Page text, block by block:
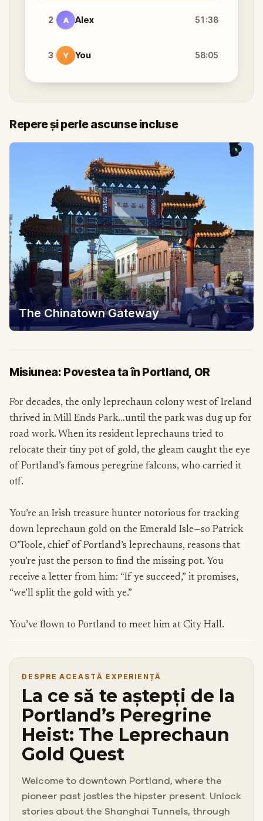
2 A Alex 51:38
3 Y You 58:05
Repere și perle ascunse incluse
The Chinatown Gateway
Misiunea: Povestea ta în Portland, OR
For decades, the only leprechaun colony west of Ireland
thrived in Mill Ends Park…until the park was dug up for
road work. When its resident leprechauns tried to
relocate their tiny pot of gold, the gleam caught the eye
of Portland’s famous peregrine falcons, who carried it
off.
You’re an Irish treasure hunter notorious for tracking
down leprechaun gold on the Emerald Isle—so Patrick
O’Toole, chief of Portland’s leprechauns, reasons that
you’re just the person to find the missing pot. You
receive a letter from him: “If ye succeed,” it promises,
“we’ll split the gold with ye.”
You’ve flown to Portland to meet him at City Hall.
DESPRE ACEASTĂ EXPERIENȚĂ
La ce să te aștepți de la
Portland’s Peregrine
Heist: The Leprechaun
Gold Quest
Welcome to downtown Portland, where the
pioneer past jostles the hipster present. Unlock
stories about the Shanghai Tunnels, through